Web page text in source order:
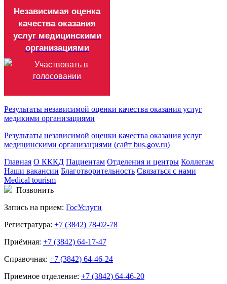
Независимая оценка
качества оказания
услуг медицинскими
организациями
Результаты независимой оценки качества оказания услуг
медикими организациями
Результаты независимой оценки качества оказания услуг
медицинскими организациями (сайт bus.gov.ru)
Главная О КККД Пациентам Отделения и центры Коллегам
Наши вакансии Благотворительность Связаться с нами
Medical tourism
Позвонить
Запись на прием: ГосУслуги
Регистратура: +7 (3842) 78-02-78
Приёмная: +7 (3842) 64-17-47
Справочная: +7 (3842) 64-46-24
Приемное отделение: +7 (3842) 64-46-20